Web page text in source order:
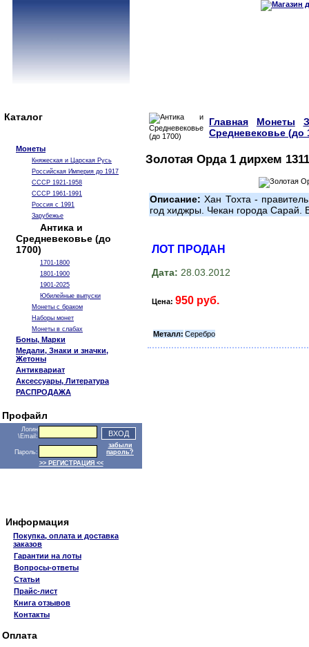
Каталог
Монеты
Княжеская и Царская Русь
Российская Империя до 1917
СССР 1921-1958
СССР 1961-1991
Россия с 1991
Зарубежье
Антика и
Средневековье (до
1700)
1701-1800
1801-1900
1901-2025
Юбилейные выпуски
Монеты с браком
Наборы монет
Монеты в слабах
Боны, Марки
Медали, Знаки и значки,
Жетоны
Антиквариат
Аксессуары, Литература
РАСПРОДАЖА
Профайл
Логин
\Email:
Пароль:
забыли
пароль?
>> РЕГИСТРАЦИЯ <<
Информация
Покупка, оплата и доставка
заказов
Гарантии на лоты
Вопросы-ответы
Статьи
Прайс-лист
Книга отзывов
Контакты
Оплата
Главная Монеты
Средневековье (до
Золотая Орда 1 дирхем
Описание: Хан Тохта -
год хиджры. Чекан города Сарай.
ЛОТ ПРОДАН
Дата: 28.03.2012
Цена: 950 руб.
Металл: Серебро